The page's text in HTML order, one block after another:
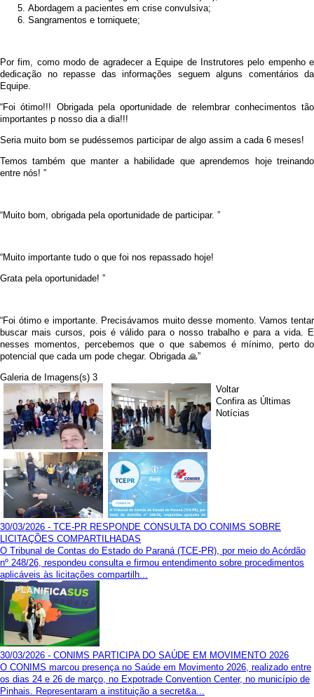
Abordagem a pacientes em crise convulsiva;
Sangramentos e torniquete;
Por fim, como modo de agradecer a Equipe de Instrutores pelo empenho e
dedicação no repasse das informações seguem alguns comentários da
Equipe.
“Foi ótimo!!! Obrigada pela oportunidade de relembrar conhecimentos tão
importantes p nosso dia a dia!!!
Seria muito bom se pudéssemos participar de algo assim a cada 6 meses!
Temos também que manter a habilidade que aprendemos hoje treinando
entre nós! ”
“Muito bom, obrigada pela oportunidade de participar. ”
“Muito importante tudo o que foi nos repassado hoje!
Grata pela oportunidade! ”
“Foi ótimo e importante. Precisávamos muito desse momento. Vamos tentar
buscar mais cursos, pois é válido para o nosso trabalho e para a vida. E
nesses momentos, percebemos que o que sabemos é mínimo, perto do
potencial que cada um pode chegar. Obrigada 🙏”
Galeria de Imagens(s) 3
Voltar
Confira as Últimas
Notícias
30/03/2026 - TCE-PR RESPONDE CONSULTA DO CONIMS SOBRE
LICITAÇÕES COMPARTILHADAS
O Tribunal de Contas do Estado do Paraná (TCE-PR), por meio do Acórdão
nº 248/26, respondeu consulta e firmou entendimento sobre procedimentos
aplicáveis às licitações compartilh...
30/03/2026 - CONIMS PARTICIPA DO SAÚDE EM MOVIMENTO 2026
O CONIMS marcou presença no Saúde em Movimento 2026, realizado entre
os dias 24 e 26 de março, no Expotrade Convention Center, no município de
Pinhais. Representaram a instituição a secret&a...